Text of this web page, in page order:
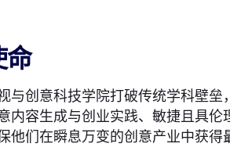
命
与创意科技学院打破传统学科壁垒
内容生成与创业实践、敏捷且具伦
他们在瞬息万变的创意产业中获得